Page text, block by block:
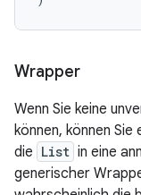
Wrapper
Wenn Sie keine
können, können Sie
die List in eine
generischer